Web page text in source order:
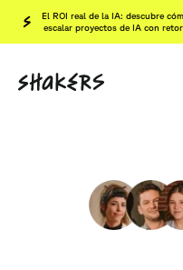
El ROI real de la IA: descubre
escalar proyectos de IA con